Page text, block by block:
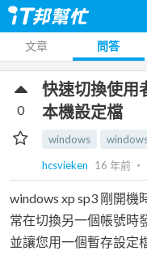
文章 問答
快速切換使用
本機設定檔
windows
hcsvieken
16 年前 ‧
0
windows xp sp3 剛開機
常在切換另一個帳號時
並讓您用一個暫存設定